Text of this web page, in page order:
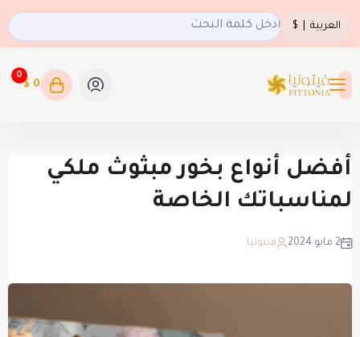
العربية $
فيتونيا
0
0 $
أفضل أنواع بخور مبثوث ملكي
لمناسباتك الخاصة
2 مايو 2024 فيتونيا